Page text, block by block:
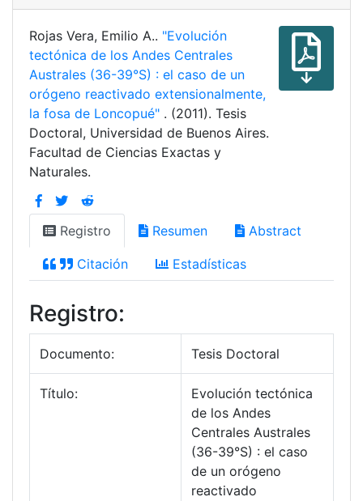
Rojas Vera, Emilio A.. "Evolución
tectónica de los Andes Centrales
Australes (36-39°S) : el caso de un
orógeno reactivado extensionalmente,
la fosa de Loncopué" . (2011). Tesis
Doctoral, Universidad de Buenos Aires.
Facultad de Ciencias Exactas y
Naturales.
Registro Resumen Abstract
Citación Estadísticas
Registro:
Documento: Tesis Doctoral
Título:
Evolución tectónica
de los Andes
Centrales Australes
(36-39°S) : el caso
de un orógeno
reactivado